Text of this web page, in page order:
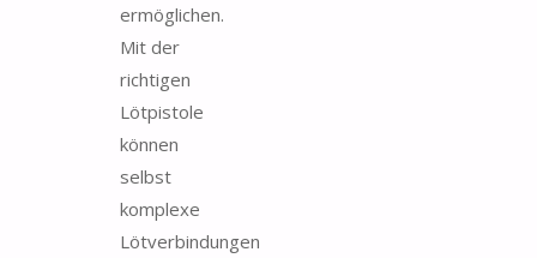
ermöglichen.
Mit der
richtigen
Lötpistole
können
selbst
komplexe
Lötverbindungen